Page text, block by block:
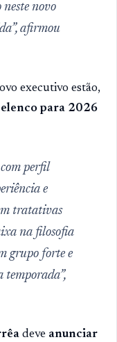
novo
afirmou
executivo estão,
para 2026
perfil
e
tratativas
na filosofia
grupo forte e
deve anunciar